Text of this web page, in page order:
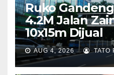
Ruko
4.2M Jalan
10x15m Dijual
AUG 4, 2026 TATO